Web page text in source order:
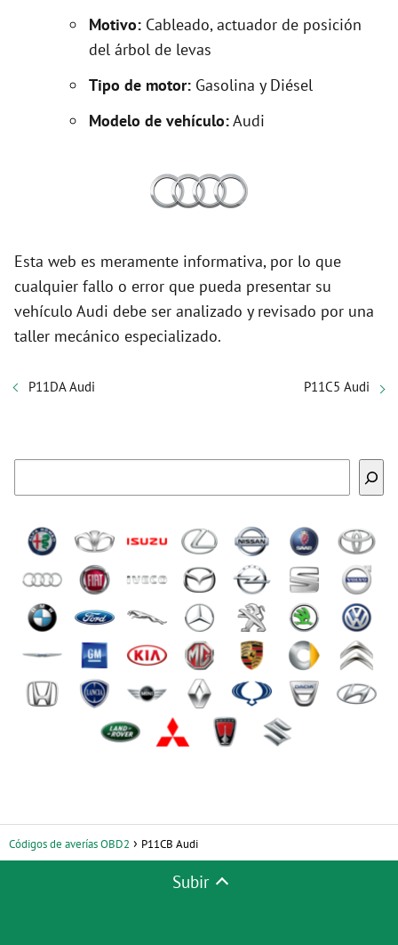
Motivo: Cableado, actuador de posición
del árbol de levas
Tipo de motor: Gasolina y Diésel
Modelo de vehículo:Audi
Esta web es meramente informativa, por lo que
cualquier fallo o error que pueda presentar su
vehículo Audi debe ser analizado y revisado por una
taller mecánico especializado.
P11DA Audi P11C5 Audi
Códigos de averías OBD2 P11CB Audi
Subir